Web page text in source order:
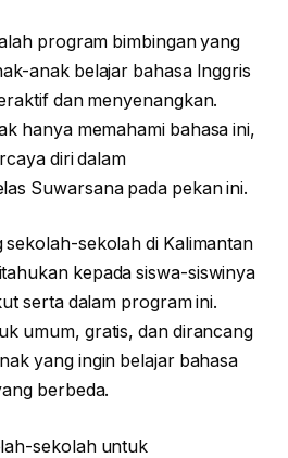
program bimbingan yang
anak belajar bahasa Inggris
dan menyenangkan.
hanya memahami bahasa ini,
diri dalam
Suwarsana pada pekan ini.
sekolah-sekolah di Kalimantan
kepada siswa-siswinya
serta dalam program ini.
umum, gratis, dan dirancang
yang ingin belajar bahasa
berbeda.
sekolah untuk